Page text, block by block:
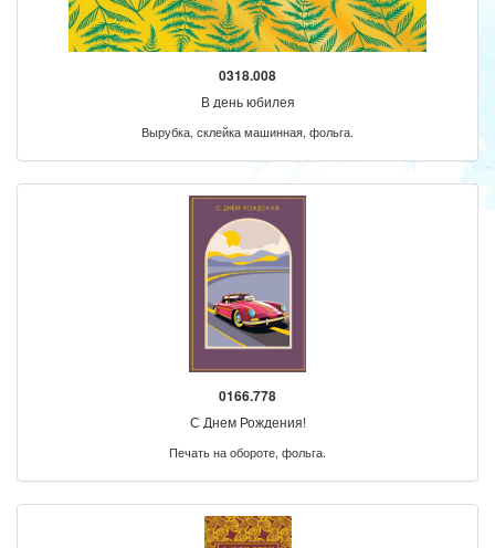
0318.008
В день юбилея
Вырубка, склейка машинная, фольга.
0166.778
С Днем Рождения!
Печать на обороте, фольга.